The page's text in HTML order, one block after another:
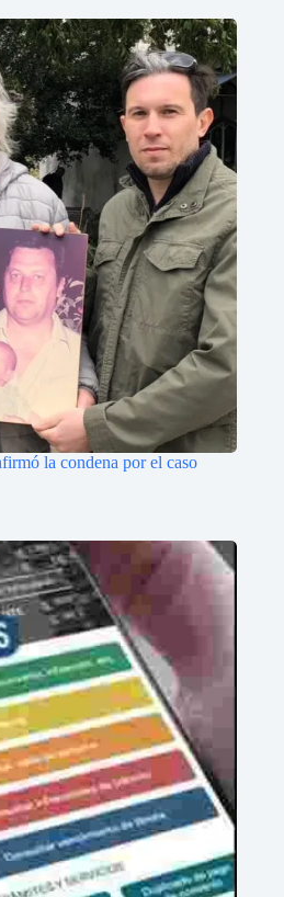
la condena por el caso